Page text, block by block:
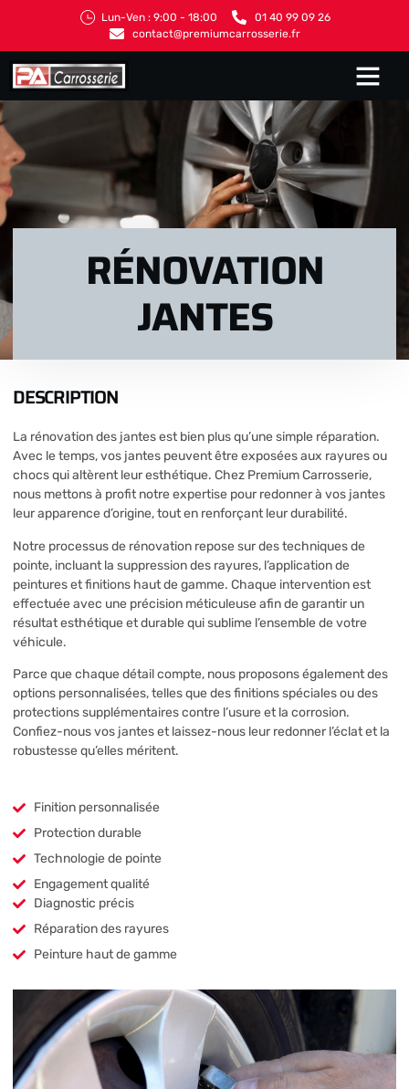
Lun-Ven : 9:00 - 18:00
01 40 99 09 26
contact@premiumcarrosserie.fr
RÉNOVATION
JANTES
DESCRIPTION
La rénovation des jantes est bien plus qu’une simple réparation.
Avec le temps, vos jantes peuvent être exposées aux rayures ou
chocs qui altèrent leur esthétique. Chez Premium Carrosserie,
nous mettons à profit notre expertise pour redonner à vos jantes
leur apparence d’origine, tout en renforçant leur durabilité.
Notre processus de rénovation repose sur des techniques de
pointe, incluant la suppression des rayures, l’application de
peintures et finitions haut de gamme. Chaque intervention est
effectuée avec une précision méticuleuse afin de garantir un
résultat esthétique et durable qui sublime l’ensemble de votre
véhicule.
Parce que chaque détail compte, nous proposons également des
options personnalisées, telles que des finitions spéciales ou des
protections supplémentaires contre l’usure et la corrosion.
Confiez-nous vos jantes et laissez-nous leur redonner l’éclat et la
robustesse qu’elles méritent.
Finition personnalisée
Protection durable
Technologie de pointe
Engagement qualité
Diagnostic précis
Réparation des rayures
Peinture haut de gamme